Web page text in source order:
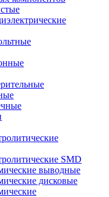
SMD
выводные
дисковые